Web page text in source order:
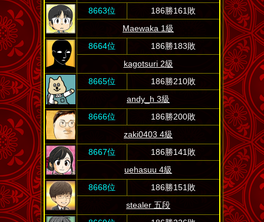
8663位
186勝161敗
Maewaka 1級
8664位
186勝183敗
kagotsuri 2級
8665位
186勝210敗
andy_h 3級
8666位
186勝200敗
zaki0403 4級
8667位
186勝141敗
uehasuu 4級
8668位
186勝151敗
stealer 五段